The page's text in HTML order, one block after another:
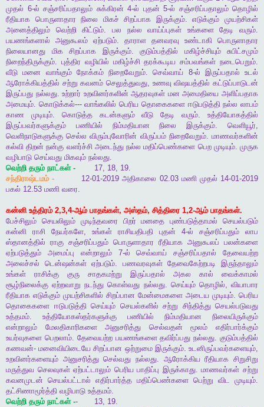
முதல் 6-ல் சஞ்சரிப்பதாலும் சுக்கிரன் 4-ல் புதன் 5-ல் சஞ்சரிப்பதாலும் தொழில்
ரீதியாக பொருளாதார நிலை மிகச் சிறப்பாக இருக்கும்.எடுக்கும்
முயற்சிகள்
அனைத்திலும்
வெற்றி கிட்டும். பல நல்ல வாய்ப்புகள் உங்களை தேடி வரும்.
பயணங்களால்
அனுகூலம் ஏற்படும். தாராள தனவரவு உண்டாகி பொருளாதார
நிலையானது
மிக சிறப்பாக இருக்கும். குடும்பத்தில் மகிழ்ச்சியும்
சுபிட்சமும்
நிறைந்திருக்கும். புத்திர வழியில் மகிழ்ச்சி தரக்கூடிய சம்பவங்கள் நடைபெறும்.
வீடு மனை வாங்கும் நோக்கம் நிறைவேறும்.செவ்வாய் 8-ல் இருப்பதால் உடல்
ஆரோக்கியத்தில் சற்று கவனம் செலுத்துவது, உணவு விஷயத்தில் கட்டுப்பாடுடன்
இருப்பது நல்லது.உற்றார் உறவினர்களின் ஆதரவுகள் மன அமைதியை அளிப்பதாக
அமையும். கொடுக்கல்---வாங்கலில் பெரிய தொகைகளை ஈடுபடுத்தி நல்ல லாபம்
காண
முடியும். கொடுத்த கடன்களும் வீடு தேடி வரும்.உத்தியோகத்தில்
இருப்பவர்களுக்கும்
பணியில் நிம்மதியான நிலை இருக்கும்.வெளியூர்,
வெளிநாடுகளுக்கு செல்ல விரும்புவோரின் விருப்பம் நிறைவேறும்.மாணவர்களின்
கல்வி திறன் நன்கு வளர்ச்சி அடைந்து நல்ல மதிப்பெண்களை பெற முடியும்.முருக
வழிபாடு செய்வது மிகவும் நல்லது.
வெற்றி தரும் நாட்கள்-
17, 18, 19.
சந்திராஷ்டமம் - 12-01-2019அதிகாலை 02.03 மணி முதல் 14-01-2019
பகல் 12.53 மணி வரை.
கன்னி உத்திரம்2,3,4-ஆம் பாதங்கள், அஸ்தம், சித்திரை 1,2-ஆம் பாதங்கள்.
பேச்சிலும் செயலிலும் முடிந்தவரை பிறர் மனதை புண்படுத்தாமல்
செயல்படும்
கன்னி
ராசி நேயர்களே, உங்கள் ராசியதிபதி புதன் 4-ல் சஞ்சரிப்பதும்
லாப
ஸ்தானத்தில் ராகு சஞ்சரிப்பதும் பொருளாதார ரீதியாக அனுகூலப் பலன்களை
ஏற்படுத்தும்
அமைப்பு என்றாலும்7-ல் செவ்வாய் சஞ்சரிப்பதால்
தேவையற்ற
அலைச்சல்
டென்ஷன்கள் ஏற்படும். பணவரவுகள் தேவைகேற்றபடி
இருந்தாலும்
உங்கள்
ராசிக்கு குரு சாதகமற்று இருப்பதால் அகல கால்
வைக்காமல்
சூழ்நிலைக்கு ஏற்றவாறு நடந்து கொள்வது நல்லது. செய்யும் தொழில்,வியாபார
ரீதியாக எடுக்கும் முயற்சிகளில் சிறப்பான மேன்மைகளை அடைய முடியும். பெரிய
தொகைகளை ஈடுபடுத்தி செய்யும் செயல்களில் சற்று சிந்தித்து செயல்படுவது
உத்தமம். உத்தியோகஸ்தர்களுக்கு பணியில் நிம்மதியான
நிலையிருக்கும்
என்றாலும்
மேலதிகாரிகளை அனுசரித்து செல்வதன் மூலம்
எதிர்பார்க்கும்
உயர்வுகளை பெறலாம். தேவையற்ற பயணங்களை தவிர்ப்பது நல்லது.குடும்பத்தில்
கணவன்-மனைவியிடையே சிறப்பான ஒற்றுமை இருக்கும்.உடனிருப்பவர்களையும்,
உறவினர்களையும் அனுசரித்து செல்வது நல்லது. ஆரோக்கிய ரீதியாக சிறுசிறு
மருத்துவ செலவுகள் ஏற்பட்டாலும் பெரிய பாதிப்பு இருக்காது.மாணவர்கள் சற்று
கவனமுடன் செயல்பட்டால் எதிர்பார்த்த மதிப்பெண்களை பெற்று விட முடியும்.
தட்சிணாமூர்த்தி வழிபாடு உத்தமம்.
வெற்றி தரும் நாட்கள்--
13, 19.